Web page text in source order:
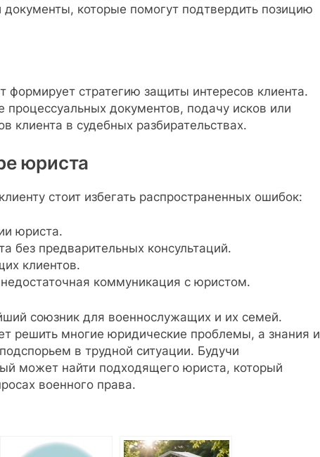
документы, которые помогут подтвердить позицию
стратегию защиты интересов клиента.
документов, подачу исков или
клиента в судебных разбирательствах.
юриста
стоит избегать распространенных ошибок:
юриста.
без предварительных консультаций.
клиентов.
коммуникация с юристом.
союзник для военнослужащих и их семей.
решить многие юридические проблемы, а знания и
в трудной ситуации. Будучи
может найти подходящего юриста, который
военного права.